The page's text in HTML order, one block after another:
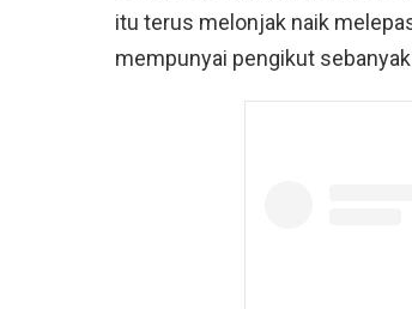
itu terus melonjak naik
mempunyai pengikut